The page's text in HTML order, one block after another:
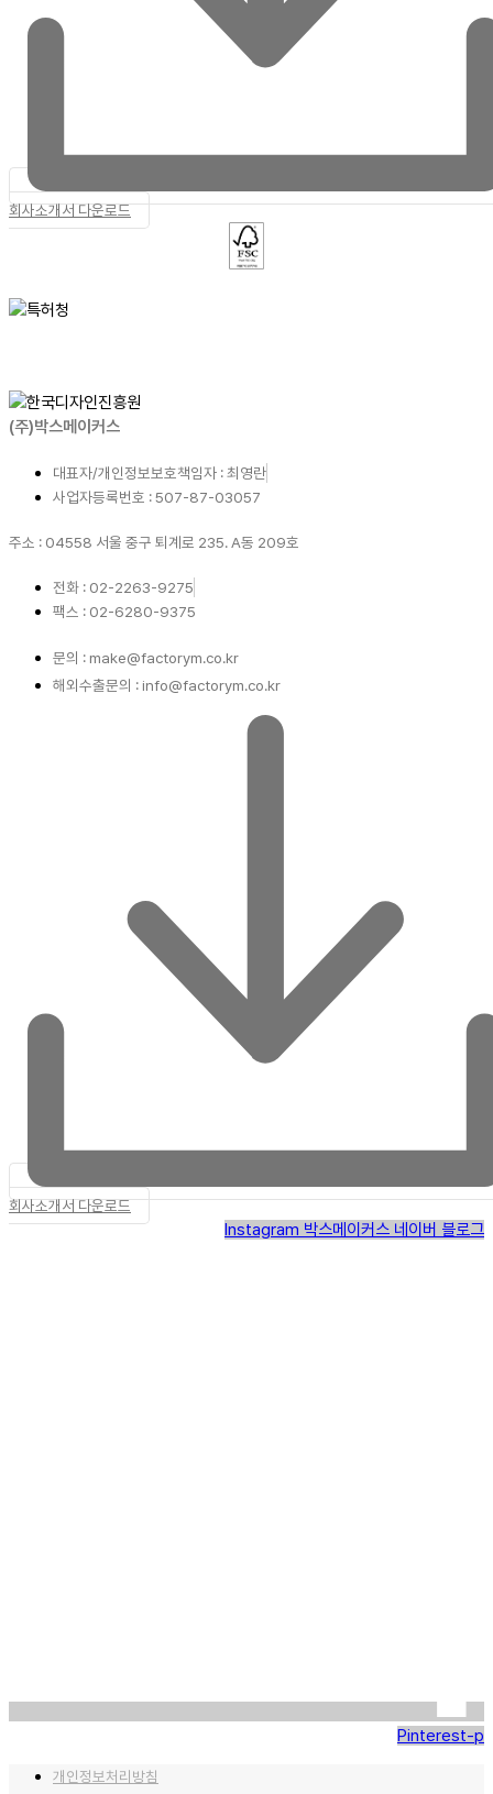
회사소개서 다운로드
(주)박스메이커스
대표자/개인정보보호책임자 : 최영란
사업자등록번호 : 507-87-03057
주소 : 04558 서울 중구 퇴계로 235. A동 209호
전화 : 02-2263-9275
팩스 : 02-6280-9375
문의 : make@factorym.co.kr
해외수출문의 : info@factorym.co.kr
회사소개서 다운로드
Instagram 박스메이커스 네이버 블로그
Pinterest-p
개인정보처리방침